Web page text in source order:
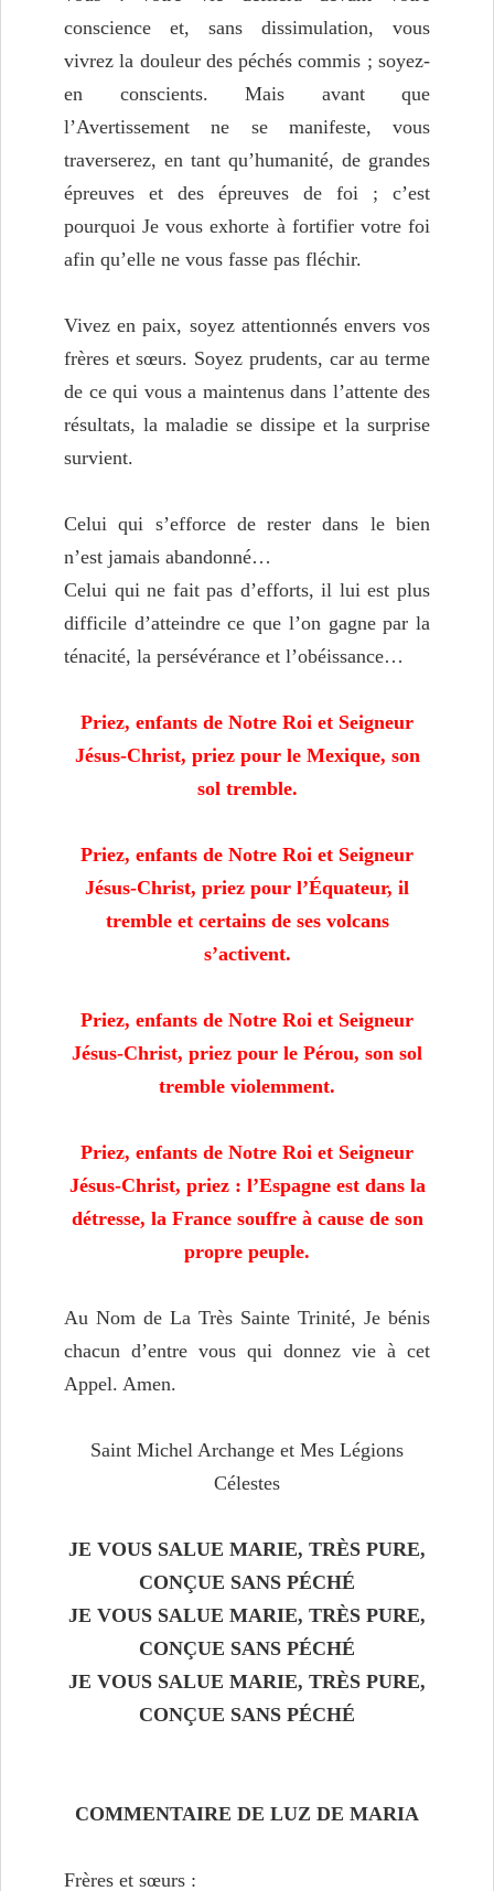
conscience et, sans dissimulation, vous
vivrez la douleur des péchés commis ; soyez-
en conscients. Mais avant que
l’Avertissement ne se manifeste, vous
traverserez, en tant qu’humanité, de grandes
épreuves et des épreuves de foi ; c’est
pourquoi Je vous exhorte à fortifier votre foi
afin qu’elle ne vous fasse pas fléchir.
Vivez en paix, soyez attentionnés envers vos
frères et sœurs. Soyez prudents, car au terme
de ce qui vous a maintenus dans l’attente des
résultats, la maladie se dissipe et la surprise
survient.
Celui qui s’efforce de rester dans le bien
n’est jamais abandonné…
Celui qui ne fait pas d’efforts, il lui est plus
difficile d’atteindre ce que l’on gagne par la
ténacité, la persévérance et l’obéissance…
Priez, enfants de Notre Roi et Seigneur
Jésus-Christ, priez pour le Mexique, son
sol tremble.
Priez, enfants de Notre Roi et Seigneur
Jésus-Christ, priez pour l’Équateur, il
tremble et certains de ses volcans
s’activent.
Priez, enfants de Notre Roi et Seigneur
Jésus-Christ, priez pour le Pérou, son sol
tremble violemment.
Priez, enfants de Notre Roi et Seigneur
Jésus-Christ, priez : l’Espagne est dans la
détresse, la France souffre à cause de son
propre peuple.
Au Nom de La Très Sainte Trinité, Je bénis
chacun d’entre vous qui donnez vie à cet
Appel. Amen.
Saint Michel Archange et Mes Légions
Célestes
JE VOUS SALUE MARIE, TRÈS PURE,
CONÇUE SANS PÉCHÉ
JE VOUS SALUE MARIE, TRÈS PURE,
CONÇUE SANS PÉCHÉ
JE VOUS SALUE MARIE, TRÈS PURE,
CONÇUE SANS PÉCHÉ
COMMENTAIRE DE LUZ DE MARIA
Frères et sœurs :